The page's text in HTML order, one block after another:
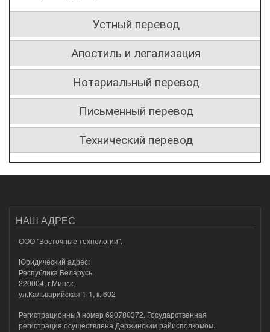
Устный перевод
Апостиль и легализация
Нотариальный перевод
Письменный перевод
Технический перевод
НАШ АДРЕС
ООО "Восточные технологии".
Юридический адрес:
Республика Беларусь
220004, г.Минск,
ул.Кальварийская 1-1, к. 602
Регистрационный номер 690780372. Государственная
регистрация осуществлена Держинским райисполкомом.